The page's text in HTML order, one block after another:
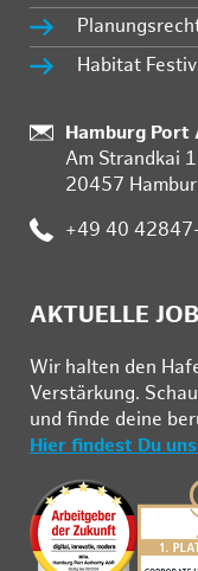
Habitat
Standort:
Hamburg
Am Strandkai 1
20457
Telefon:
+49 40
AKTUELLE
Wir hal­ten den
Ver­stär­kung.
und fin­de deine
Hier findest Du